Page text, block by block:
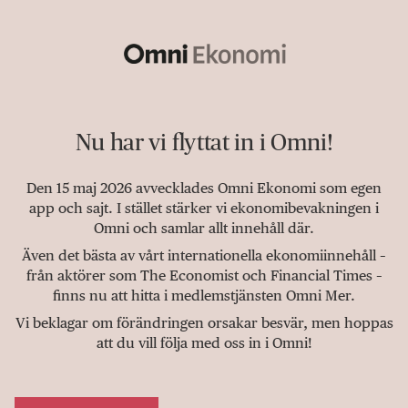
Nu har vi flyttat in i Omni!
Den 15 maj 2026 avvecklades Omni Ekonomi som egen
app och sajt. I stället stärker vi ekonomibevakningen i
Omni och samlar allt innehåll där.
Även det bästa av vårt internationella ekonomiinnehåll –
från aktörer som The Economist och Financial Times –
finns nu att hitta i medlemstjänsten Omni Mer.
Vi beklagar om förändringen orsakar besvär, men hoppas
att du vill följa med oss in i Omni!